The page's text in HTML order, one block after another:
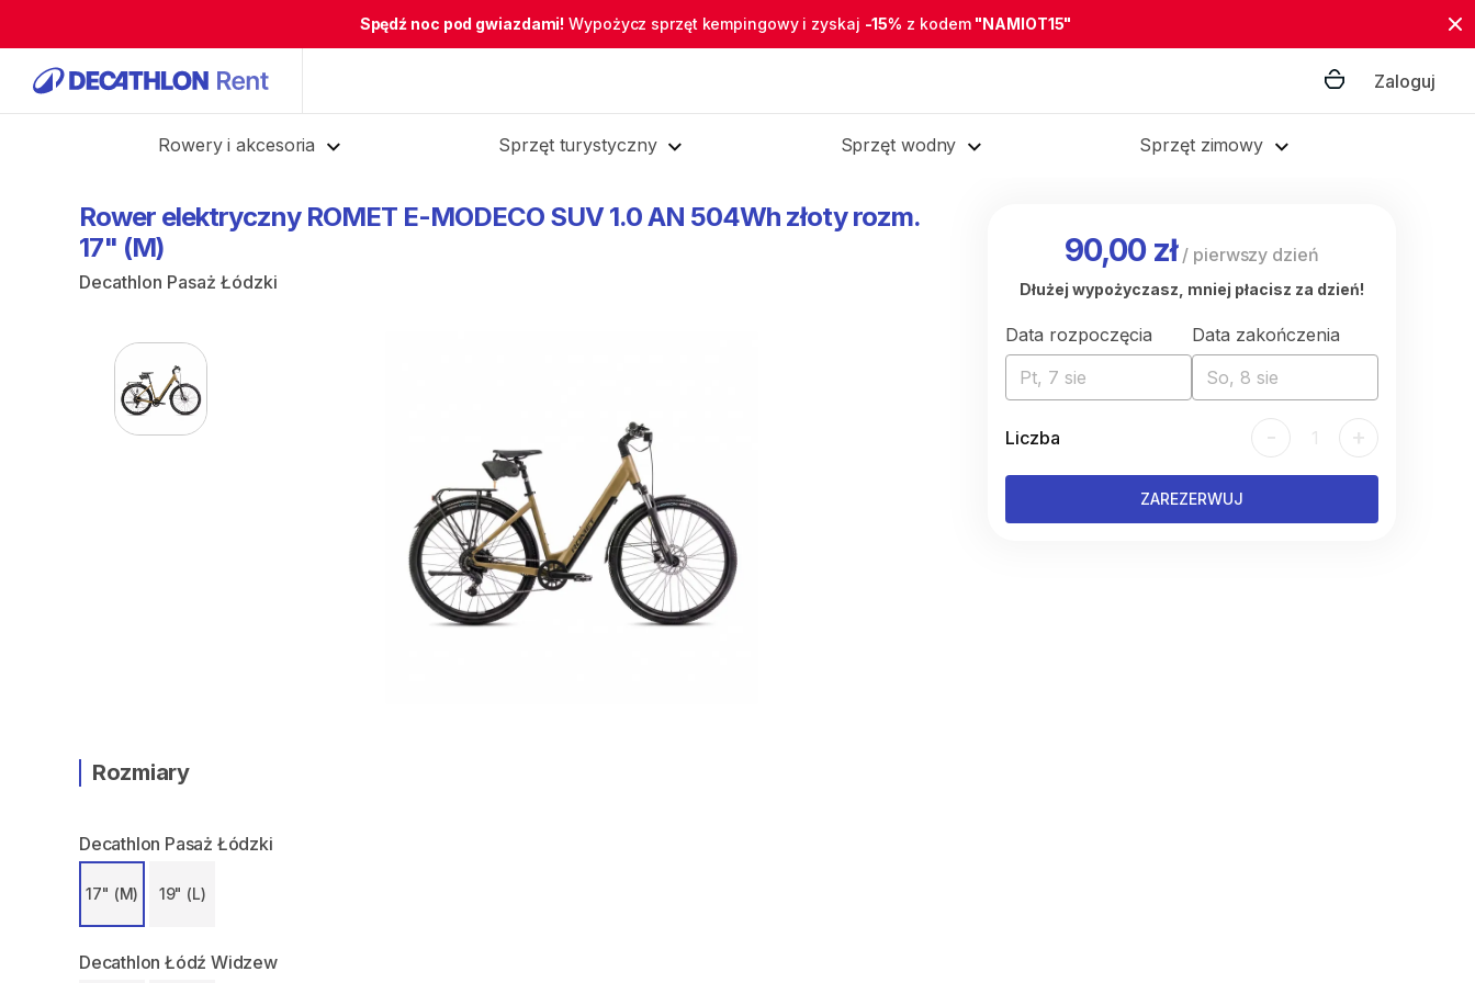
Spędź noc pod gwiazdami! Wypożycz sprzęt kempingowy i zyskaj -15% z kodem "NAMIOT15"
Zaloguj
Rowery i akcesoria Sprzęt turystyczny Sprzęt wodny Sprzęt zimowy
Rower elektryczny ROMET E-MODECO SUV 1.0AN 504Wh złoty rozm.
17" (M)
Decathlon Pasaż Łódzki
Rozmiary
Decathlon Pasaż Łódzki
17" (M) 19" (L)
Decathlon Łódź Widzew
90,00 zł/ pierwszy dzień
Dłużej wypożyczasz, mniej płacisz za dzień!
Data rozpoczęcia
Pt, 7 sie
Data zakończenia
So, 8 sie
Liczba - 1 +
ZAREZERWUJ